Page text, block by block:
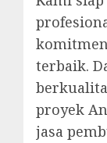
terbaik.
proyek
jasa